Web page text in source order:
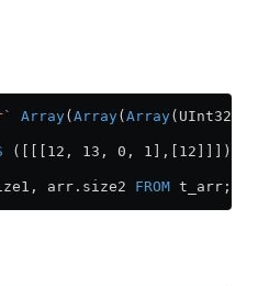
Array( Array( Array
([[[12, 13, 0, 1],[12]]]);
, arr . size2 FROM t_arr;